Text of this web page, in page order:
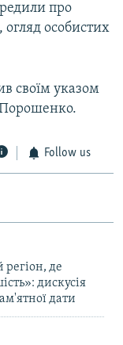
про
особистих
своїм указом
Порошенко.
Follow us
де
дискусія
дати